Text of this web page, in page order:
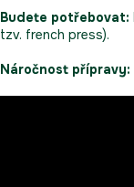
Budete potřebovat:
tzv. french press).
Náročnost přípravy: